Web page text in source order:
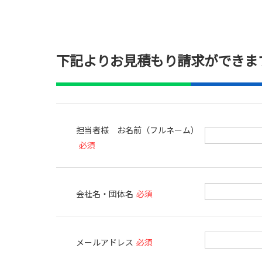
下記よりお見積もり請求ができま
担当者様 お名前（フルネーム）
必須
会社名・団体名 必須
メールアドレス 必須